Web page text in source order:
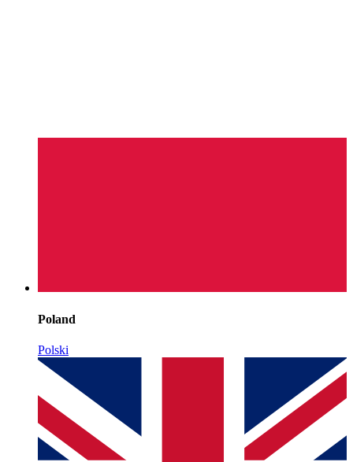
Poland
Polski